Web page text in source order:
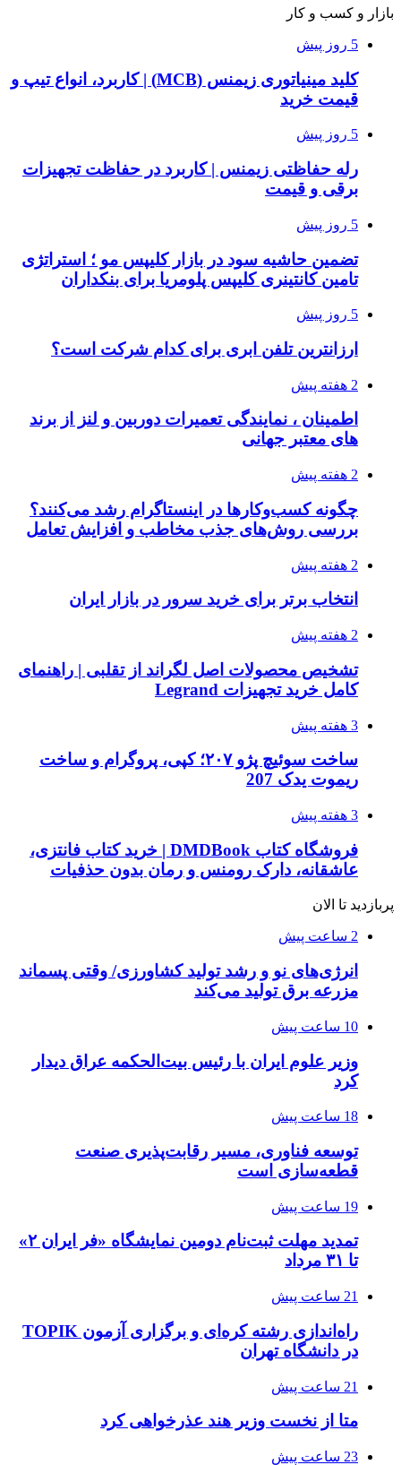
بازار و کسب و کار
5 روز پیش
کلید مینیاتوری زیمنس (MCB) | کاربرد، انواع تیپ و
قیمت خرید
5 روز پیش
رله حفاظتی زیمنس | کاربرد در حفاظت تجهیزات
برقی و قیمت
5 روز پیش
تضمین حاشیه سود در بازار کلیپس مو ؛ استراتژی
تامین کانتینری کلیپس پلومریا برای بنکداران
5 روز پیش
ارزانترین تلفن ابری برای کدام شرکت است؟
2 هفته پیش
اطمینان ، نمایندگی تعمیرات دوربین و لنز از برند
های معتبر جهانی
2 هفته پیش
چگونه کسب‌وکارها در اینستاگرام رشد می‌کنند؟
بررسی روش‌های جذب مخاطب و افزایش تعامل
2 هفته پیش
انتخاب برتر برای خرید سرور در بازار ایران
2 هفته پیش
تشخیص محصولات اصل لگراند از تقلبی | راهنمای
کامل خرید تجهیزات Legrand
3 هفته پیش
ساخت سوئیچ پژو ۲۰۷؛ کپی، پروگرام و ساخت
ریموت یدک 207
3 هفته پیش
فروشگاه کتاب DMDBook | خرید کتاب فانتزی،
عاشقانه، دارک رومنس و رمان بدون حذفیات
پربازدید تا الان
2 ساعت پیش
انرژی‌های نو و رشد تولید کشاورزی/ وقتی پسماند
مزرعه‌ برق تولید می‌کند
10 ساعت پیش
وزیر علوم ایران با رئیس بیت‌الحکمه عراق دیدار
کرد
18 ساعت پیش
توسعه فناوری، مسیر رقابت‌پذیری صنعت
قطعه‌سازی است
19 ساعت پیش
تمدید مهلت ثبت‌نام دومین نمایشگاه «فر ایران ۲»
تا ۳۱ مرداد
21 ساعت پیش
راه‌اندازی رشته کره‌ای و برگزاری آزمون TOPIK
در دانشگاه تهران
21 ساعت پیش
متا از نخست وزیر هند عذرخواهی کرد
23 ساعت پیش